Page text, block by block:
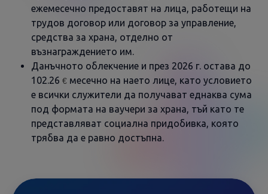
ежемесечно предоставят на лица, работещи на
трудов договор или договор за управление,
средства за храна, отделно от
възнаграждението им.
Данъчното облекчение и през 2026 г. остава до
102.26 € месечно на наето лице, като условието
е всички служители да получават еднаква сума
под формата на ваучери за храна, тъй като те
представляват социална придобивка, която
трябва да е равно достъпна.